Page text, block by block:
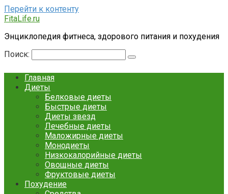
Перейти к контенту
FitaLife.ru
Энциклопедия фитнеса, здорового питания и похудения
Поиск:
Главная
Диеты
Белковые диеты
Быстрые диеты
Диеты звезд
Лечебные диеты
Маложирные диеты
Монодиеты
Низкокалорийные диеты
Овощные диеты
Фруктовые диеты
Похудение